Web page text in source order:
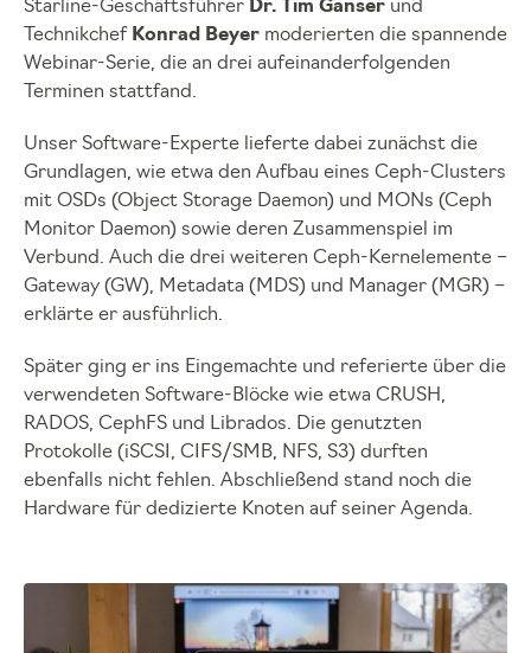
Starline-Geschäftsführer Dr. Tim Ganser und
Technikchef Konrad Beyer moderierten die spannende
Webinar-Serie, die an drei aufeinanderfolgenden
Terminen stattfand.
Unser Software-Experte lieferte dabei zunächst die
Grundlagen, wie etwa den Aufbau eines Ceph-Clusters
mit OSDs (Object Storage Daemon) und MONs (Ceph
Monitor Daemon) sowie deren Zusammenspiel im
Verbund. Auch die drei weiteren Ceph-Kernelemente –
Gateway (GW), Metadata (MDS) und Manager (MGR) –
erklärte er ausführlich.
Später ging er ins Eingemachte und referierte über die
verwendeten Software-Blöcke wie etwa CRUSH,
RADOS, CephFS und Librados. Die genutzten
Protokolle (iSCSI, CIFS/SMB, NFS, S3) durften
ebenfalls nicht fehlen. Abschließend stand noch die
Hardware für dedizierte Knoten auf seiner Agenda.